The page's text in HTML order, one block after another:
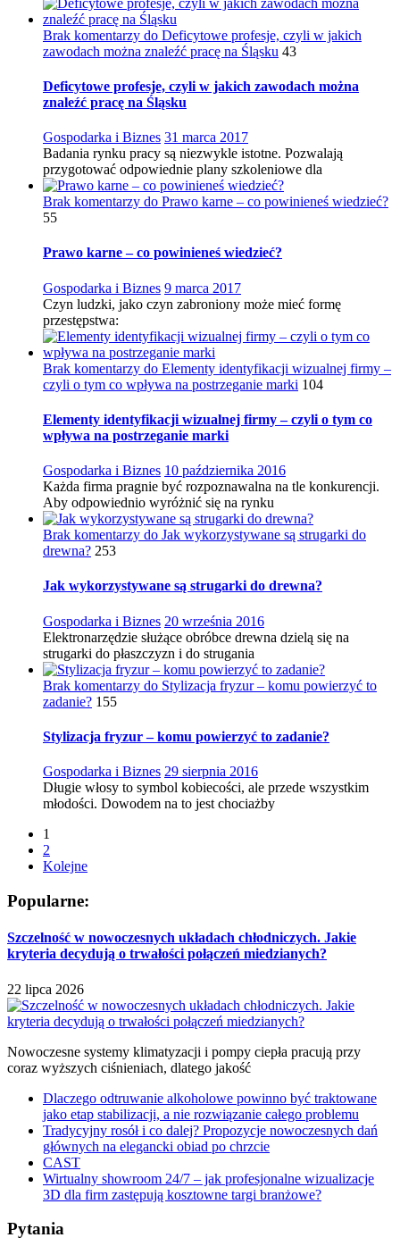
Brak komentarzy do Deficytowe profesje, czyli w jakich
zawodach można znaleźć pracę na Śląsku 43
Deficytowe profesje, czyli w jakich zawodach można
znaleźć pracę na Śląsku
Gospodarka i Biznes 31 marca 2017
Badania rynku pracy są niezwykle istotne. Pozwalają
przygotować odpowiednie plany szkoleniowe dla
Brak komentarzy do Prawo karne – co powinieneś wiedzieć?
55
Prawo karne – co powinieneś wiedzieć?
Gospodarka i Biznes 9 marca 2017
Czyn ludzki, jako czyn zabroniony może mieć formę
przestępstwa:
Brak komentarzy do Elementy identyfikacji wizualnej firmy –
czyli o tym co wpływa na postrzeganie marki 104
Elementy identyfikacji wizualnej firmy – czyli o tym co
wpływa na postrzeganie marki
Gospodarka i Biznes 10 października 2016
Każda firma pragnie być rozpoznawalna na tle konkurencji.
Aby odpowiednio wyróżnić się na rynku
Brak komentarzy do Jak wykorzystywane są strugarki do
drewna? 253
Jak wykorzystywane są strugarki do drewna?
Gospodarka i Biznes 20 września 2016
Elektronarzędzie służące obróbce drewna dzielą się na
strugarki do płaszczyzn i do strugania
Brak komentarzy do Stylizacja fryzur – komu powierzyć to
zadanie? 155
Stylizacja fryzur – komu powierzyć to zadanie?
Gospodarka i Biznes 29 sierpnia 2016
Długie włosy to symbol kobiecości, ale przede wszystkim
młodości. Dowodem na to jest chociażby
1
2
Kolejne
Popularne:
Szczelność w nowoczesnych układach chłodniczych. Jakie
kryteria decydują o trwałości połączeń miedzianych?
22 lipca 2026
Nowoczesne systemy klimatyzacji i pompy ciepła pracują przy
coraz wyższych ciśnieniach, dlatego jakość
Dlaczego odtruwanie alkoholowe powinno być traktowane
jako etap stabilizacji, a nie rozwiązanie całego problemu
Tradycyjny rosół i co dalej? Propozycje nowoczesnych dań
głównych na elegancki obiad po chrzcie
CAST
Wirtualny showroom 24/7 – jak profesjonalne wizualizacje
3D dla firm zastępują kosztowne targi branżowe?
Pytania